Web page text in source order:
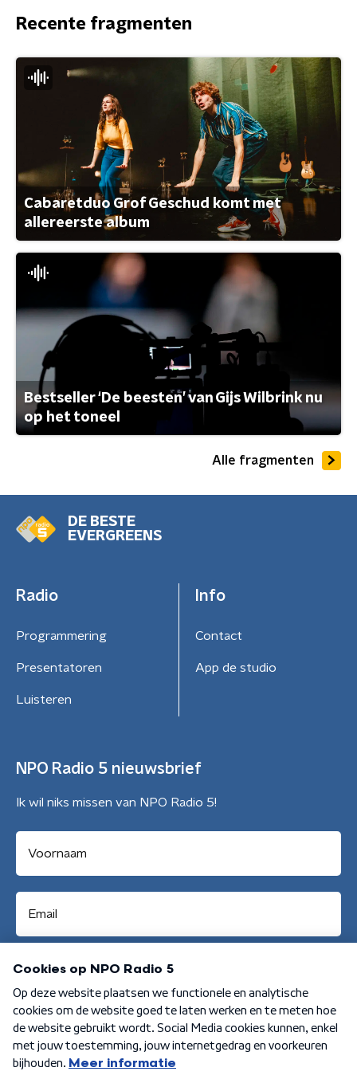
Recente fragmenten
Cabaretduo Grof Geschud komt met
allereerste album
Bestseller ‘De beesten’ van Gijs Wilbrink nu
op het toneel
Alle fragmenten
DE BESTE
EVERGREENS
Radio
Programmering
Presentatoren
Luisteren
Info
Contact
App de studio
NPO Radio 5 nieuwsbrief
Ik wil niks missen van NPO Radio 5!
Aanmelden
Algemene voorwaarden